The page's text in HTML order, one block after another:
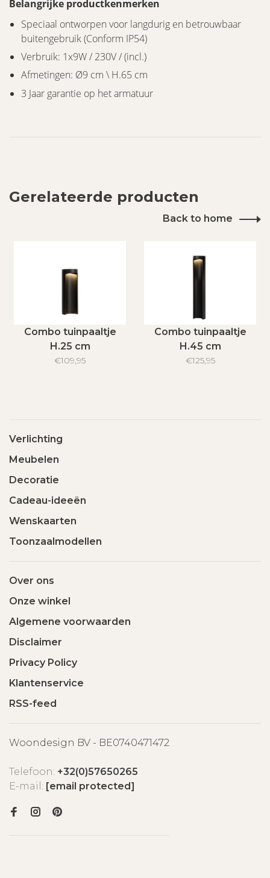
Belangrijke productkenmerken
Speciaal ontworpen voor langdurig en betrouwbaar
buitengebruik (Conform IP54)
Verbruik: 1x9W / 230V / (incl.)
Afmetingen: Ø9 cm \ H.65 cm
3 Jaar garantie op het armatuur
Gerelateerde producten
Back to home
Combo tuinpaaltje
H.25 cm
€109,95
Combo tuinpaaltje
H.45 cm
€125,95
Verlichting
Meubelen
Decoratie
Cadeau-ideeën
Wenskaarten
Toonzaalmodellen
Over ons
Onze winkel
Algemene voorwaarden
Disclaimer
Privacy Policy
Klantenservice
RSS-feed
Woondesign BV - BE0740471472
Telefoon: +32(0)57650265
E-mail: [email protected]